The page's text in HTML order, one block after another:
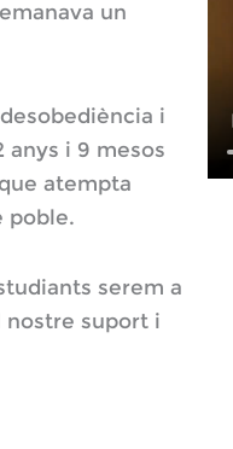
un
i
anys i 9 mesos
atempta
poble.
serem a
nostre suport i